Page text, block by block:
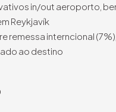
in/out aeroporto,
Reykjavík
remessa interncional (7%),
ao destino